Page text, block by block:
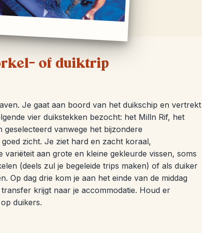
of duiktrip
Je gaat aan boord van het duikschip en vertrekt
vier duikstekken bezocht: het Milln Rif, het
vanwege het bijzondere
zicht. Je ziet hard en zacht koraal,
aan grote en kleine gekleurde vissen, soms
(deels zul je begeleide trips maken) of als duiker
Op dag drie kom je aan het einde van de middag
krijgt naar je accommodatie. Houd er
duikers.